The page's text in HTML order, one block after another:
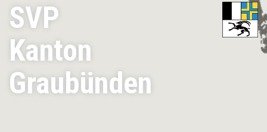
SVP
Kanton
Graubünden